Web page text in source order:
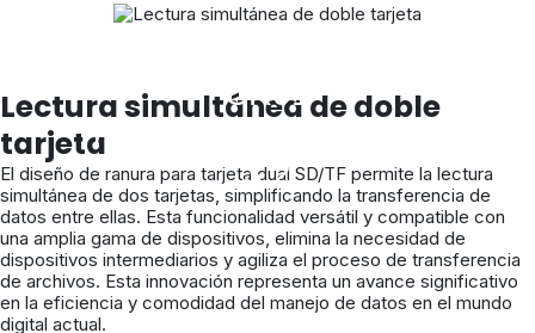
CR01
Transferencia rápida USB
3.2
Lectura simultánea de doble
tarjeta
El diseño de ranura para tarjeta dual SD/TF permite la lectura
simultánea de dos tarjetas, simplificando la transferencia de
datos entre ellas. Esta funcionalidad versátil y compatible con
una amplia gama de dispositivos, elimina la necesidad de
dispositivos intermediarios y agiliza el proceso de transferencia
de archivos. Esta innovación representa un avance significativo
en la eficiencia y comodidad del manejo de datos en el mundo
digital actual.